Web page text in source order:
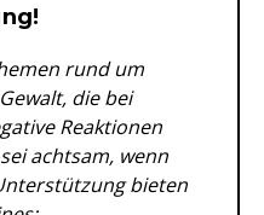
&
rund um
die bei
Reaktionen
achtsam, wenn
bieten